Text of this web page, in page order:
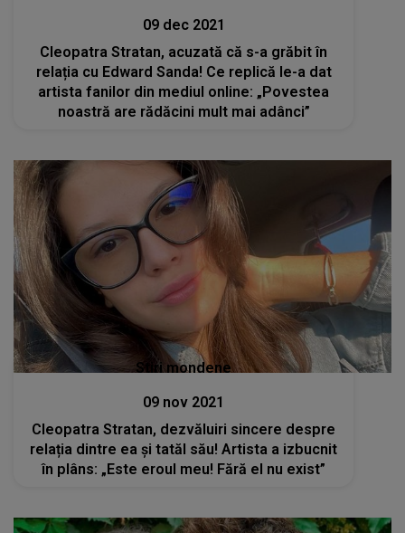
09 dec 2021
Cleopatra Stratan, acuzată că s-a grăbit în
relația cu Edward Sanda! Ce replică le-a dat
artista fanilor din mediul online: „Povestea
noastră are rădăcini mult mai adânci”
Stiri mondene
09 nov 2021
Cleopatra Stratan, dezvăluiri sincere despre
relația dintre ea și tatăl său! Artista a izbucnit
în plâns: „Este eroul meu! Fără el nu exist”